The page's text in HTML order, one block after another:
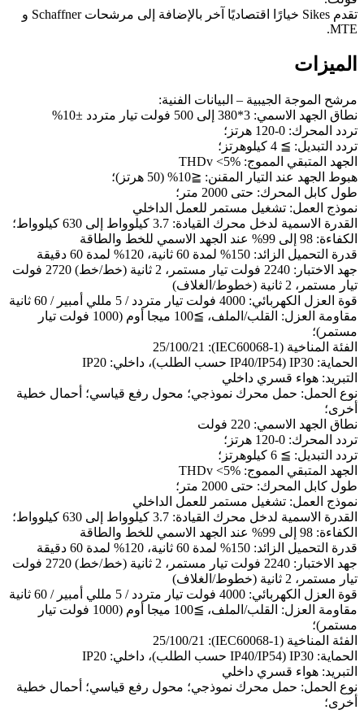
تقدم Sikes خيارًا اقتصاديًا آخر بالإضافة إلى مرشحات Schaffner و
MTE.
الميزات
مرشح الموجة الجيبية – البيانات الفنية:
نطاق الجهد الاسمي: 3*380 إلى 500 فولت تيار متردد ±10%
تردد المحرك: 0-120 هرتز؛
تردد التبديل: ≧ 4 كيلوهرتز؛
الجهد المتبقي المموج: THDv <5%
هبوط الجهد عند التيار المقنن: ≦10% (50 هرتز)؛
طول كابل المحرك: حتى 2000 متر؛
نموذج العمل: تشغيل مستمر للعمل الداخلي
القدرة الاسمية لدخل محرك القيادة: 3.7 كيلوواط إلى 630 كيلوواط؛
الكفاءة: 98 إلى 99% عند الجهد الاسمي للخط والطاقة
قدرة التحميل الزائد: 150% لمدة 60 ثانية، 120% لمدة 60 دقيقة
جهد الاختبار: 2240 فولت تيار مستمر، 2 ثانية (خط/خط) 2720 فولت
تيار مستمر، 2 ثانية (خطوط/الغلاف)
قوة العزل الكهربائي: 4000 فولت تيار متردد / 5 مللي أمبير / 60 ثانية
مقاومة العزل: القلب/الملف، ≧100 ميجا أوم (1000 فولت تيار
مستمر)؛
الفئة المناخية (IEC60068-1): 25/100/21
الحماية: IP30 (IP40/IP54 حسب الطلب)، داخلي: IP20
التبريد: هواء قسري داخلي
نوع الحمل: حمل محرك نموذجي؛ محول رفع قياسي؛ أحمال خطية
أخرى؛
نطاق الجهد الاسمي: 220 فولت
تردد المحرك: 0-120 هرتز؛
تردد التبديل: ≧ 6 كيلوهرتز؛
الجهد المتبقي المموج: THDv <5%
طول كابل المحرك: حتى 2000 متر؛
نموذج العمل: تشغيل مستمر للعمل الداخلي
القدرة الاسمية لدخل محرك القيادة: 3.7 كيلوواط إلى 630 كيلوواط؛
الكفاءة: 98 إلى 99% عند الجهد الاسمي للخط والطاقة
قدرة التحميل الزائد: 150% لمدة 60 ثانية، 120% لمدة 60 دقيقة
جهد الاختبار: 2240 فولت تيار مستمر، 2 ثانية (خط/خط) 2720 فولت
تيار مستمر، 2 ثانية (خطوط/الغلاف)
قوة العزل الكهربائي: 4000 فولت تيار متردد / 5 مللي أمبير / 60 ثانية
مقاومة العزل: القلب/الملف، ≧100 ميجا أوم (1000 فولت تيار
مستمر)؛
الفئة المناخية (IEC60068-1): 25/100/21
الحماية: IP30 (IP40/IP54 حسب الطلب)، داخلي: IP20
التبريد: هواء قسري داخلي
نوع الحمل: حمل محرك نموذجي؛ محول رفع قياسي؛ أحمال خطية
أخرى؛